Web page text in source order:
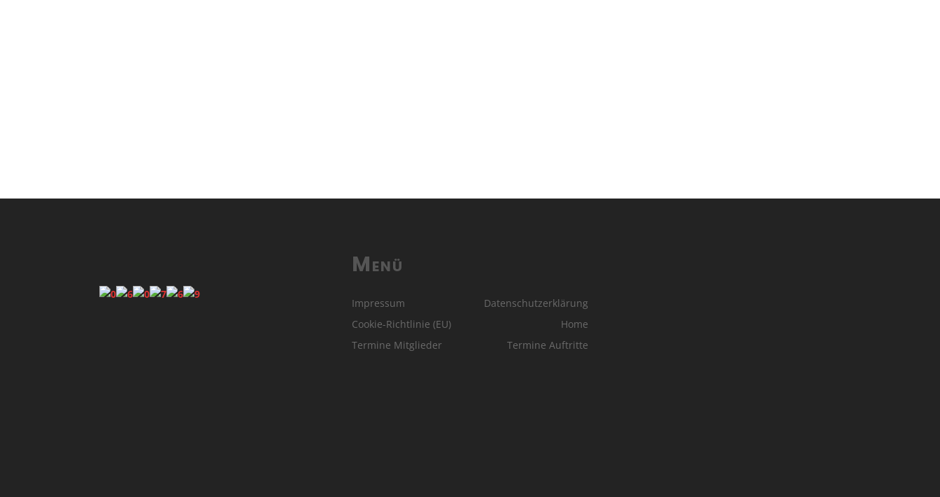
Menü
Impressum
Datenschutzerklärung
Cookie-Richtlinie (EU)
Home
Termine Mitglieder
Termine Auftritte